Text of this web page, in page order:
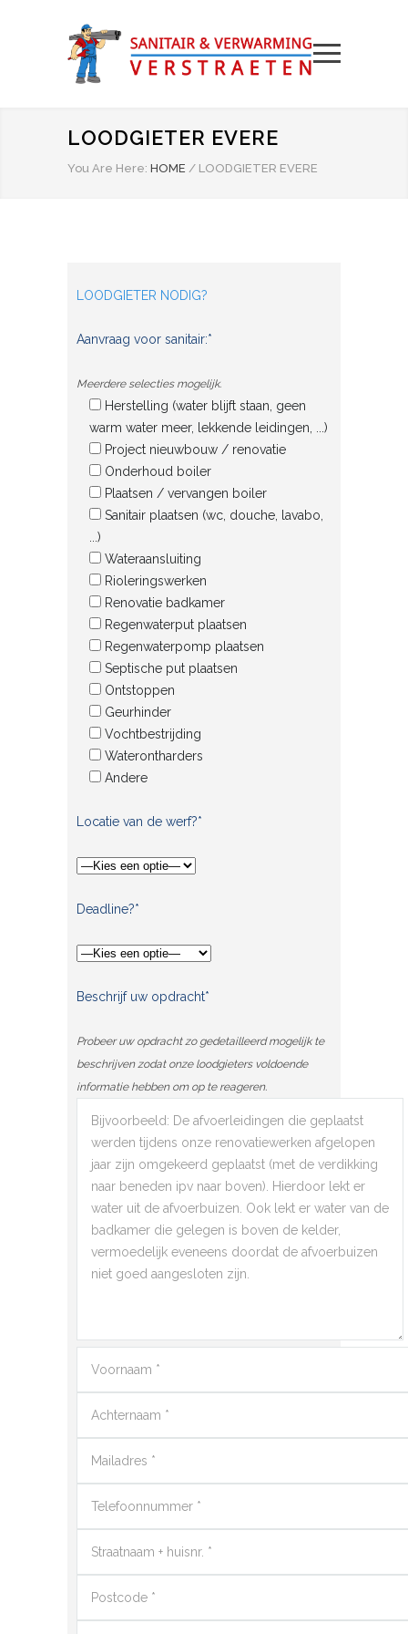
LOODGIETER EVERE
You Are Here: HOME / LOODGIETER EVERE
LOODGIETER NODIG?
Aanvraag voor sanitair:*
Meerdere selecties mogelijk.
Herstelling (water blijft staan, geen
warm water meer, lekkende leidingen, ...)
Project nieuwbouw / renovatie
Onderhoud boiler
Plaatsen / vervangen boiler
Sanitair plaatsen (wc, douche, lavabo,
...)
Wateraansluiting
Rioleringswerken
Renovatie badkamer
Regenwaterput plaatsen
Regenwaterpomp plaatsen
Septische put plaatsen
Ontstoppen
Geurhinder
Vochtbestrijding
Waterontharders
Andere
Locatie van de werf?*
Deadline?*
Beschrijf uw opdracht*
Probeer uw opdracht zo gedetailleerd mogelijk te
beschrijven zodat onze loodgieters voldoende
informatie hebben om op te reageren.